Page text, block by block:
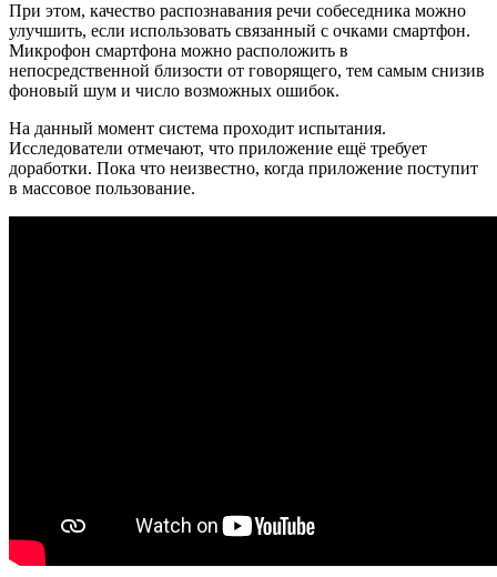
При этом, качество распознавания речи собеседника можно
улучшить, если использовать связанный с очками смартфон.
Микрофон смартфона можно расположить в
непосредственной близости от говорящего, тем самым снизив
фоновый шум и число возможных ошибок.
На данный момент система проходит испытания.
Исследователи отмечают, что приложение ещё требует
доработки. Пока что неизвестно, когда приложение поступит
в массовое пользование.